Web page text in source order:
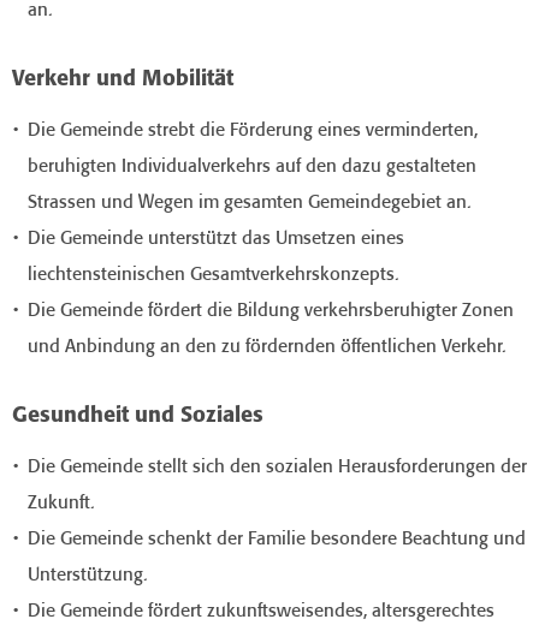
an.
Verkehr und Mobilität
Die Gemeinde strebt die Förderung eines verminderten,
beruhigten Individualverkehrs auf den dazu gestalteten
Strassen und Wegen im gesamten Gemeindegebiet an.
Die Gemeinde unterstützt das Umsetzen eines
liechtensteinischen Gesamtverkehrskonzepts.
Die Gemeinde fördert die Bildung verkehrsberuhigter Zonen
und Anbindung an den zu fördernden öffentlichen Verkehr.
Gesundheit und Soziales
Die Gemeinde stellt sich den sozialen Herausforderungen der
Zukunft.
Die Gemeinde schenkt der Familie besondere Beachtung und
Unterstützung.
Die Gemeinde fördert zukunftsweisendes, altersgerechtes